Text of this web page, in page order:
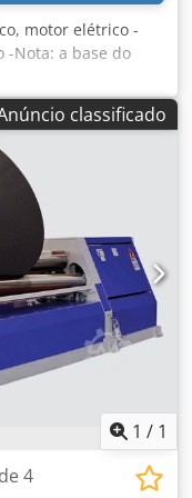
motor elétrico -
-Nota: a base do
E Tfrjdija -
2970 rpm -Eixo
-Projeto: B3
1130/920/H630 mm
classificado
1 / 1
4